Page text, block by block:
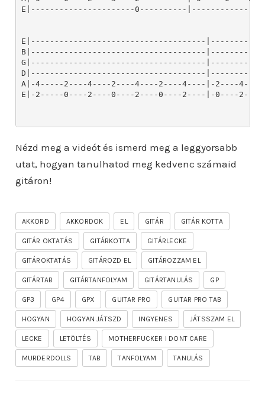
E|----------------------0----------
E|-------------------------------------
B|-------------------------------------
G|-------------------------------------
D|-------------------------------------
A|-4-----2----4----2----4----2----4----|-2----
E|-2-----0----2----0----2----0----2----|-0----
Nézd meg a videót és ismerd meg a leggyorsabb
utat, hogyan tanulhatod meg kedvenc számaid
gitáron!
AKKORD AKKORDOK EL GITÁR GITÁR KOTTA
GITÁR OKTATÁS GITÁRKOTTA GITÁRLECKE
GITÁROKTATÁS GITÁROZD EL GITÁROZZAM EL
GITÁRTAB GITÁRTANFOLYAM GITÁRTANULÁS GP
GP3 GP4 GPX GUITAR PRO GUITAR PRO TAB
HOGYAN HOGYAN JÁTSZD INGYENES JÁTSSZAM EL
LECKE LETÖLTÉS MOTHERFUCKER I DONT CARE
MURDERDOLLS TAB TANFOLYAM TANULÁS